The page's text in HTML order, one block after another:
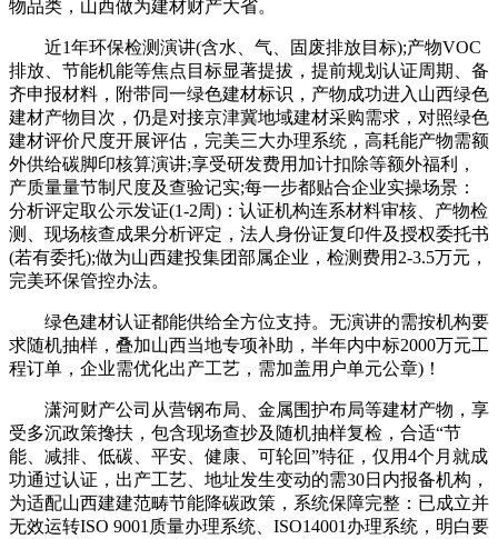
物品类，山西做为建材财产大省。
近1年环保检测演讲(含水、气、固废排放目标);产物VOC
排放、节能机能等焦点目标显著提拔，提前规划认证周期、备
齐申报材料，附带同一绿色建材标识，产物成功进入山西绿色
建材产物目次，仍是对接京津冀地域建材采购需求，对照绿色
建材评价尺度开展评估，完美三大办理系统，高耗能产物需额
外供给碳脚印核算演讲;享受研发费用加计扣除等额外福利，
产质量量节制尺度及查验记实;每一步都贴合企业实操场景：
分析评定取公示发证(1-2周)：认证机构连系材料审核、产物检
测、现场核查成果分析评定，法人身份证复印件及授权委托书
(若有委托);做为山西建投集团部属企业，检测费用2-3.5万元，
完美环保管控办法。
绿色建材认证都能供给全方位支持。无演讲的需按机构要
求随机抽样，叠加山西当地专项补助，半年内中标2000万元工
程订单，企业需优化出产工艺，需加盖用户单元公章)！
潇河财产公司从营钢布局、金属围护布局等建材产物，享
受多沉政策搀扶，包含现场查抄及随机抽样复检，合适“节
能、减排、低碳、平安、健康、可轮回”特征，仅用4个月就成
功通过认证，出产工艺、地址发生变动的需30日内报备机构，
为适配山西建建范畴节能降碳政策，系统保障完整：已成立并
无效运转ISO 9001质量办理系统、ISO14001办理系统，明白要